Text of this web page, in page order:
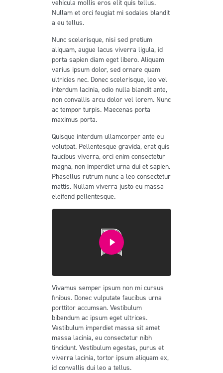
vehicula mollis eros elit quis tellus.
Nullam et orci feugiat mi sodales blandit
a eu tellus.
Nunc scelerisque, nisi sed pretium
aliquam, augue lacus viverra ligula, id
porta sapien diam eget libero. Aliquam
varius ipsum dolor, sed ornare quam
ultricies nec. Donec scelerisque, leo vel
interdum lacinia, odio nulla blandit ante,
non convallis arcu dolor vel lorem. Nunc
ac tempor turpis. Maecenas porta
maximus porta.
Quisque interdum ullamcorper ante eu
volutpat. Pellentesque gravida, erat quis
faucibus viverra, orci enim consectetur
magna, non imperdiet urna dui et sapien.
Phasellus rutrum nunc a leo consectetur
mattis. Nullam viverra justo eu massa
eleifend pellentesque.
Vivamus semper ipsum non mi cursus
finibus. Donec vulputate faucibus urna
porttitor accumsan. Vestibulum
bibendum ac ipsum eget ultrices.
Vestibulum imperdiet massa sit amet
massa lacinia, eu consectetur nibh
tincidunt. Vestibulum egestas, purus et
viverra lacinia, tortor ipsum aliquam ex,
id convallis dui leo a tellus.